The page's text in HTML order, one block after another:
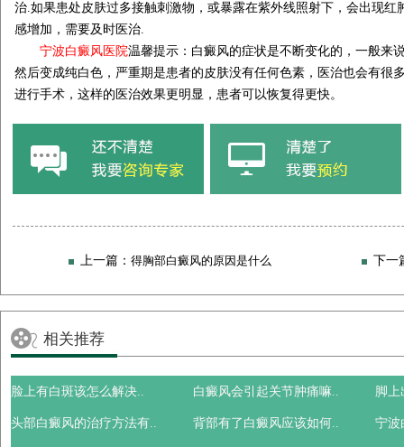
治.如果患处皮肤过多接触刺激物，或暴露在紫外线照射下，会出现红
感增加，需要及时医治.
宁波白癜风医院温馨提示：白癜风的症状是不断变化的，一般来
然后变成纯白色，严重期是患者的皮肤没有任何色素，医治也会有很
进行手术，这样的医治效果更明显，患者可以恢复得更快。
上一篇： 得胸部白癜风的原因是什么 下一
相关推荐
脸上有白斑该怎么解决.. 白癜风会引起关节肿痛嘛.. 脚上
头部白癜风的治疗方法有.. 背部有了白癜风应该如何.. 宁波